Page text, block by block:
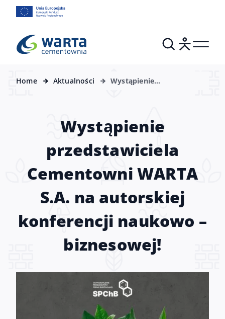
Home Aktualności
Wystąpienie
naukowo – biznesowej!
Wystąpienie
przedstawiciela
Cementowni WARTA
S.A. na autorskiej
konferencji naukowo –
biznesowej!